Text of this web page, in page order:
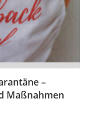
–
Maßnahmen